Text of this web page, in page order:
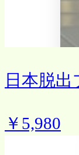
日本脱
￥5,980